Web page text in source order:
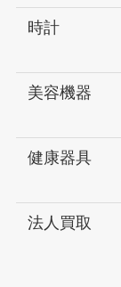
時計
美容機器
健康器具
法人買取